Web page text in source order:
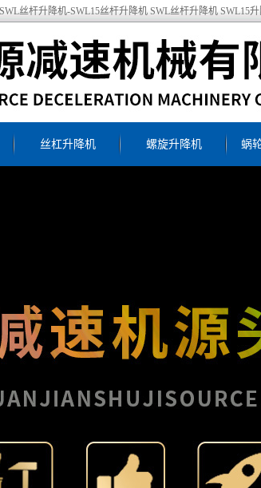
丝杆升降机-SWL15丝杆升降机 SWL丝杆升降机 SWL15
丝杠升降机 螺旋升降机 蜗